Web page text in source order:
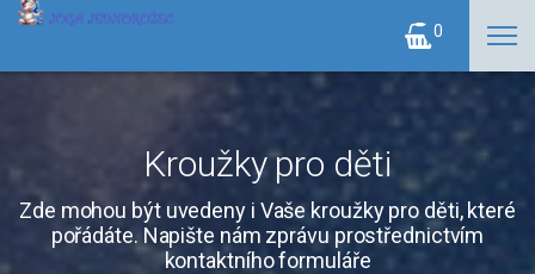
0
Kroužky pro děti
Zde mohou být uvedeny i Vaše kroužky pro děti, které
pořádáte. Napište nám zprávu prostřednictvím
kontaktního formuláře